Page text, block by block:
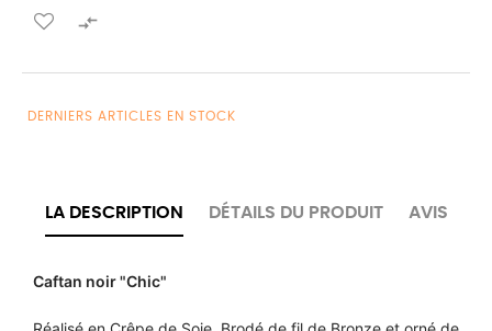

DERNIERS ARTICLES EN STOCK
LA DESCRIPTION DÉTAILS DU PRODUIT AVIS
Caftan noir "Chic"